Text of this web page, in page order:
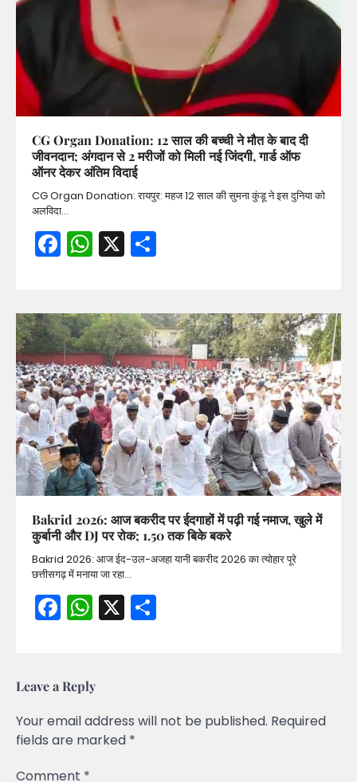
CG Organ Donation: 12 साल की बच्ची ने मौत के बाद दी
जीवनदान; अंगदान से 2 मरीजों को मिली नई जिंदगी, गार्ड ऑफ
ऑनर देकर अंतिम विदाई
CG Organ Donation: रायपुर: महज 12 साल की सुमना कुंडू ने इस दुनिया को
अलविदा…
Facebook
WhatsApp
X
Bakrid 2026: आज बकरीद पर ईदगाहों में पढ़ी गई नमाज, खुले में
कुर्बानी और DJ पर रोक; 1.50 तक बिके बकरे
Bakrid 2026: आज ईद-उल-अजहा यानी बकरीद 2026 का त्योहार पूरे
छत्तीसगढ़ में मनाया जा रहा…
Facebook
WhatsApp
X
Leave a Reply
Your email address will not be published. Required
fields are marked *
Comment *